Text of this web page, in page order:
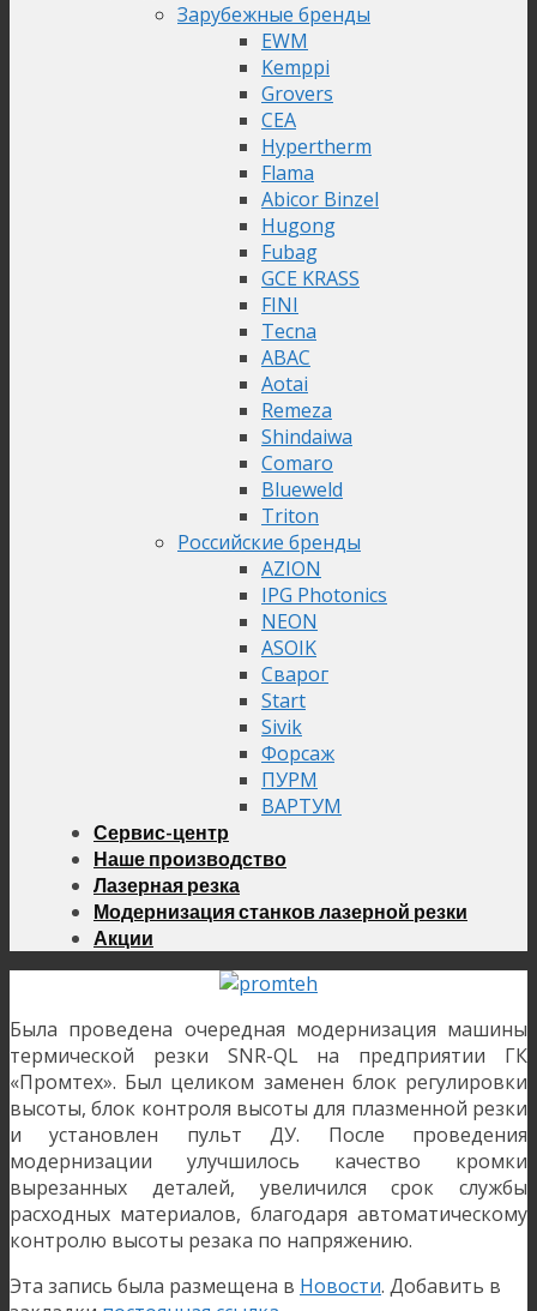
Зарубежные бренды
EWM
Kemppi
Grovers
CEA
Hypertherm
Flama
Abicor Binzel
Hugong
Fubag
GCE KRASS
FINI
Tecna
ABAC
Aotai
Remeza
Shindaiwa
Comaro
Blueweld
Triton
Российские бренды
AZION
IPG Photonics
NEON
ASOIK
Сварог
Start
Sivik
Форсаж
ПУРМ
ВАРТУМ
Сервис-центр
Наше производство
Лазерная резка
Модернизация станков лазерной резки
Акции
Была проведена очередная модернизация машины
термической резки SNR-QL на предприятии ГК
«Промтех». Был целиком заменен блок регулировки
высоты, блок контроля высоты для плазменной резки
и установлен пульт ДУ. После проведения
модернизации улучшилось качество кромки
вырезанных деталей, увеличился срок службы
расходных материалов, благодаря автоматическому
контролю высоты резака по напряжению.
Эта запись была размещена в Новости. Добавить в